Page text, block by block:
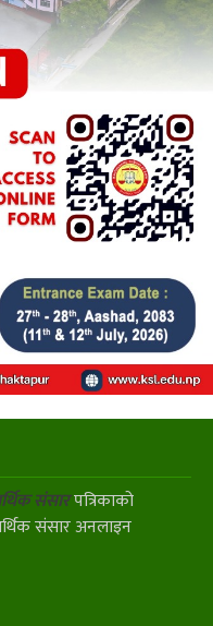
संसारपत्रिकाको
संसार अनलाइन